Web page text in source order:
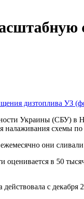
Украины (СБУ) в
схемы
они
оценивается в 50
с декабря